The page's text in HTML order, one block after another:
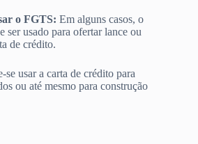
o FGTS: Em alguns casos, o
ser usado para ofertar lance ou
de crédito.
se usar a carta de crédito para
ou até mesmo para construção